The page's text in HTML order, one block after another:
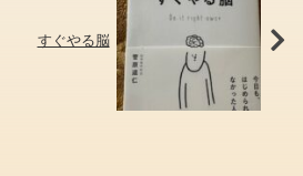
すぐやる脳